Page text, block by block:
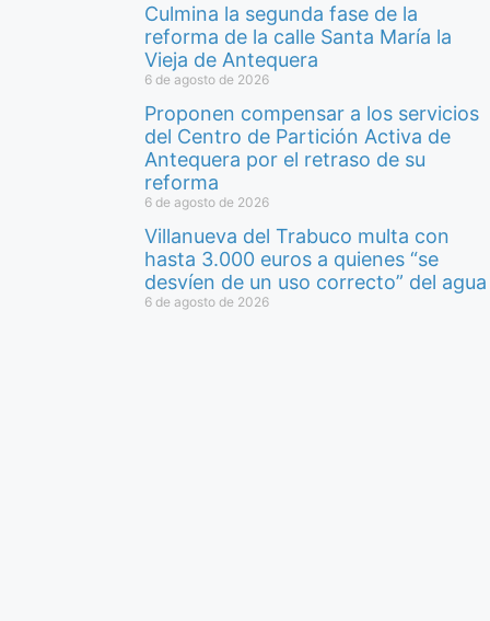
Culmina la segunda fase de la
reforma de la calle Santa María la
Vieja de Antequera
6 de agosto de 2026
Proponen compensar a los servicios
del Centro de Partición Activa de
Antequera por el retraso de su
reforma
6 de agosto de 2026
Villanueva del Trabuco multa con
hasta 3.000 euros a quienes “se
desvíen de un uso correcto” del agua
6 de agosto de 2026